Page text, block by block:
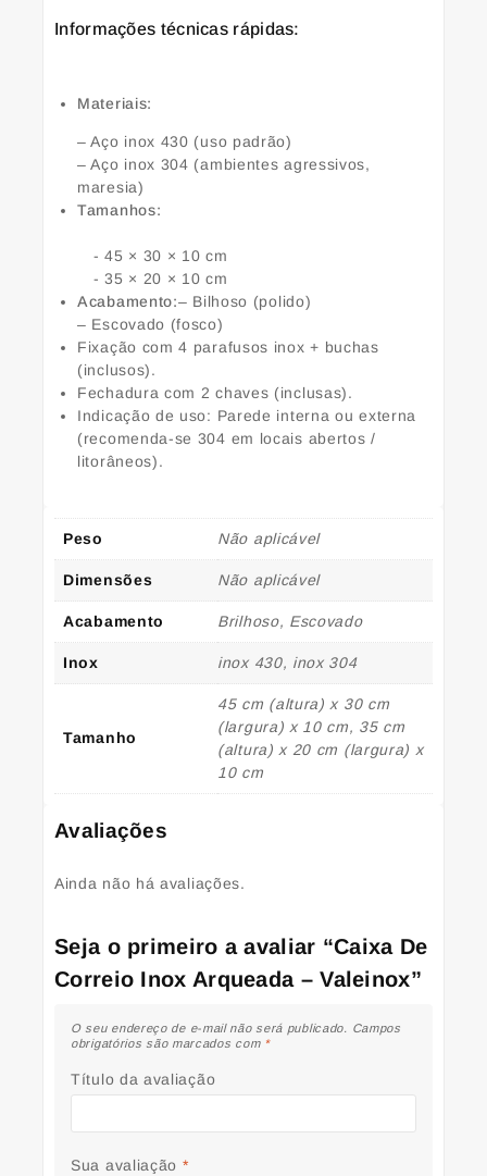
Informações técnicas rápidas:
Materiais:
– Aço inox 430 (uso padrão)
– Aço inox 304 (ambientes agressivos,
maresia)
Tamanhos:
- 45 × 30 × 10 cm
- 35 × 20 × 10 cm
Acabamento:– Bilhoso (polido)
– Escovado (fosco)
Fixação com 4 parafusos inox + buchas
(inclusos).
Fechadura com 2 chaves (inclusas).
Indicação de uso: Parede interna ou externa
(recomenda-se 304 em locais abertos /
litorâneos).
Peso Não aplicável
Dimensões Não aplicável
Acabamento Brilhoso, Escovado
Inox inox 430, inox 304
Tamanho
45 cm (altura) x 30 cm
(largura) x 10 cm, 35 cm
(altura) x 20 cm (largura) x
10 cm
Avaliações
Ainda não há avaliações.
Seja o primeiro a avaliar “Caixa De
Correio Inox Arqueada – Valeinox”
O seu endereço de e-mail não será publicado.
Campos
obrigatórios são marcados com *
Título da avaliação
Sua avaliação *